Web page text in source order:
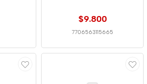
$9.800
7706563115665